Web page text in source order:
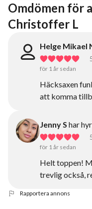
Omdömen för
Christoffer L
Helge Mikael
för 1 år sedan
Häcksaxen
att komma
Jenny S har
för 1 år sedan
Helt toppen!
trevlig också,
Rapportera annons